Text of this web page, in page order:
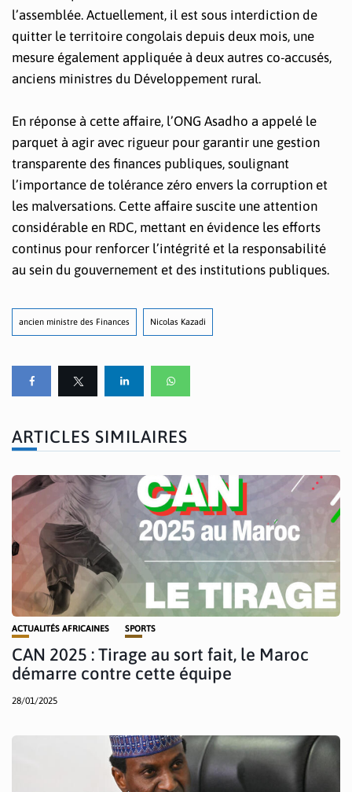
l’assemblée. Actuellement, il est sous interdiction de
quitter le territoire congolais depuis deux mois, une
mesure également appliquée à deux autres co-accusés,
anciens ministres du Développement rural.
En réponse à cette affaire, l’ONG Asadho a appelé le
parquet à agir avec rigueur pour garantir une gestion
transparente des finances publiques, soulignant
l’importance de tolérance zéro envers la corruption et
les malversations. Cette affaire suscite une attention
considérable en RDC, mettant en évidence les efforts
continus pour renforcer l’intégrité et la responsabilité
au sein du gouvernement et des institutions publiques.
ancien ministre des Finances Nicolas Kazadi
ARTICLES SIMILAIRES
ACTUALITÉS AFRICAINES SPORTS
CAN 2025 : Tirage au sort fait, le Maroc
démarre contre cette équipe
28/01/2025